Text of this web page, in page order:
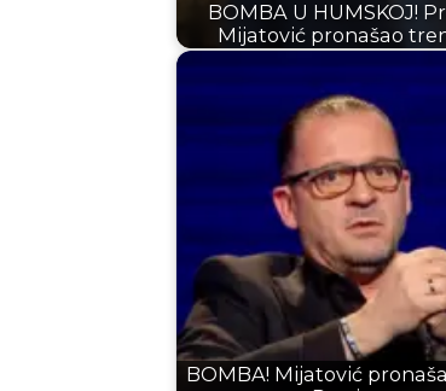
BOMBA U HUMSKOJ!
Mijatović pronašao
BOMBA! Mijatović